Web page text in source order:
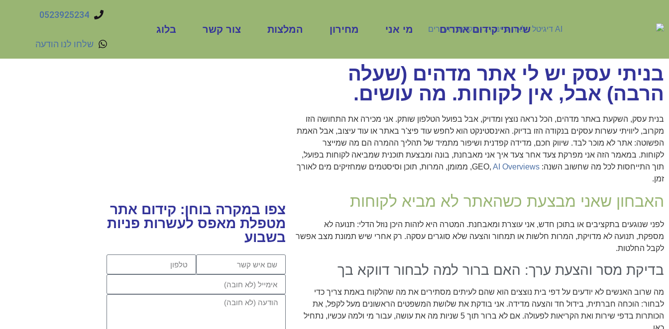
שירותי קידום אתרים מי אני מחירון המלצות צור קשר בלוג
0523925234
שלחו לנו הודעה
בניתי עסק יש לי אתר מדהים (שעלה
הרבה) אבל, אין לקוחות. מה עושים.
בנית עסק, השקעת באתר מדהים, הכל נראה נוצץ ומדויק, אבל בפועל הטלפון שותק. אני מכירה את התחושה הזו
מקרוב, ליוויתי עשרות עסקים בנקודה הזו בדיוק. האינסטינקט הוא לחפש עוד פיצ'ר באתר או עוד עיצוב, אבל האמת
הפשוטה: אתר לא מוכר לבד. שיווק חכם, מדידה קפדנית ושיפור מתמיד של תהליך ההמרה הם מה שמייצר
לקוחות. במאמר הזה אני מפרקת צעד אחר צעד איך אני מאבחנת, בונה ומבצעת תוכנית שמביאה לקוחות בפועל,
תוך התייחסות לכל מה שחשוב השנה: GEO, AI Overviews
, ממומן, המרות, תוכן וסיסטמים שמחזיקים מים לאורך
זמן.
האבחון שאני מבצעת כשהאתר לא מביא לקוחות
לפני שנוגעים בתקציבים או בתוכן חדש, אני עוצרת ומאבחנת. המטרה היא לזהות היכן נוזל הדלי: תנועה לא
מספקת, תנועה לא מדויקת, המרות חלשות או תמחור והצעה שלא סוגרים עסקה. רק אחרי שיש תמונת מצב אפשר
לקבל החלטות.
בדיקת מסר והצעת ערך: האם ברור למה לבחור דווקא בך
מה שרוב האנשים לא יודעים על דפי בית נוצצים הוא שהם לעיתים מסתירים את מה שהלקוח באמת צריך כדי
לבחור: הוכחה חברתית, בידול חד והצעה מדידה. אני בודקת את שלושת המשפטים הראשונים מעל לקפל, את
הכותרות בדפי שירות ואת הקריאות לפעולה. אם לא ברור תוך 5 שניות מה את עושה, עבור מי ולמה עכשיו, נתחיל
צפו במקרה בוחן: קידום אתר
מטפלת מאפס לעשרות פניות
בשבוע